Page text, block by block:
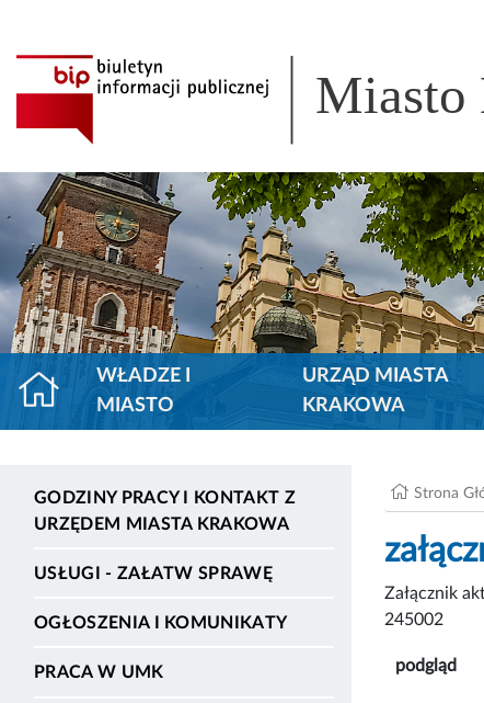
Miasto
WŁADZE I
MIASTO
URZĄD MIASTA
KRAKOWA
GODZINY PRACY I KONTAKT Z
URZĘDEM MIASTA KRAKOWA
USŁUGI - ZAŁATW SPRAWĘ
OGŁOSZENIA I KOMUNIKATY
PRACA W UMK
Strona
Załącznik
245002
podgląd